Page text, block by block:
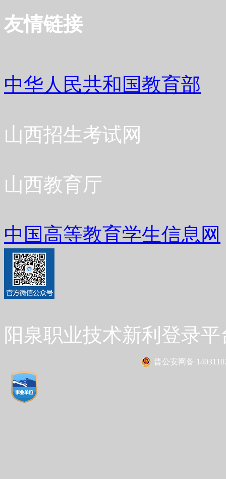
友情链接
中华人民共和国教育部
山西招生考试网
山西教育厅
中国高等教育学生信息网
阳泉职业技术新利登录
晋公安网备